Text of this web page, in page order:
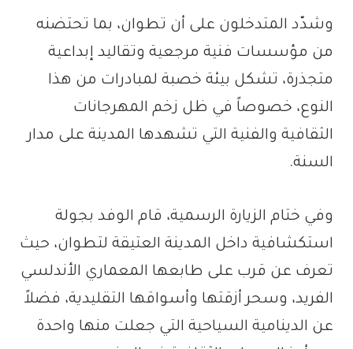
وشدّد المتدخلون على أن تطوان، بما تحتضنه
من مؤسسات فنية مرجعية وتقاليد إبداعية
متجذرة، تشكل بيئة خصبة لمبادرات من هذا
النوع، خصوصاً في ظل زخم المهرجانات
الثقافية والفنية التي تشهدها المدينة على مدار
السنة.
وفي ختام الزيارة الرسمية، قام الوفد بجولة
استكشافية داخل المدينة العتيقة لتطوان، حيث
تعرف عن قرب على طابعها المعماري الأندلسي
الفريد، وسحر أزقتها وأسواقها التقليدية، فضلاً
عن الدينامية السياحية التي جعلت منها واحدة